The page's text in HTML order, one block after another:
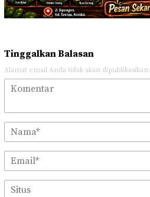
Tinggalkan Balasan
Alamat email Anda tidak akan dipublikasikan.